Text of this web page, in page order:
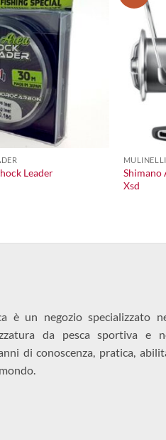
Leader
Shimano
Xsd
è un negozio specializzato
da pesca sportiva e
di conoscenza, pratica,